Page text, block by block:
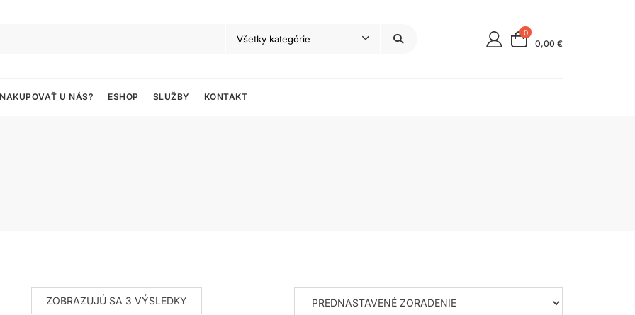
0
0,00 €
U NÁS? ESHOP SLUŽBY KONTAKT
ZOBRAZUJÚ SA 3 VÝSLEDKY